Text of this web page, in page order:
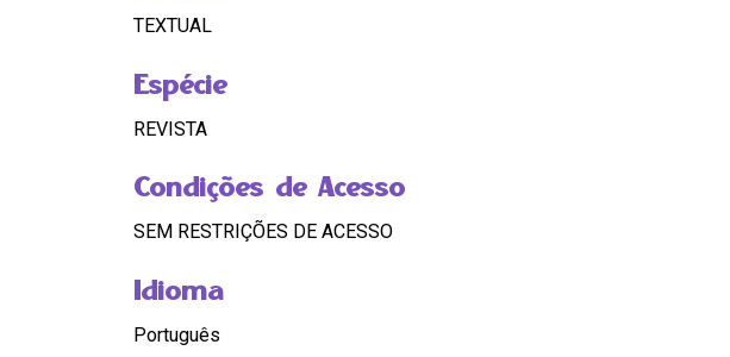
TEXTUAL
Espécie
REVISTA
Condições de Acesso
SEM RESTRIÇÕES DE ACESSO
Idioma
Português